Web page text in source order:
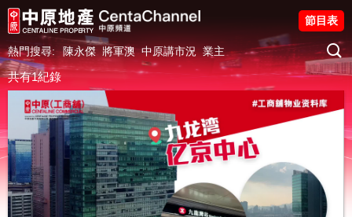
熱門搜尋: 陳永傑 將軍澳 中原講市況 業主
節目表
共有1紀錄